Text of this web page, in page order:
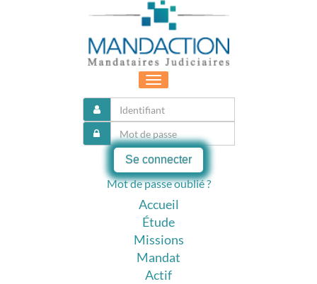
Toggle
navigation
Se connecter
Mot de passe oublié ?
Accueil
Étude
Missions
Mandat
Actif